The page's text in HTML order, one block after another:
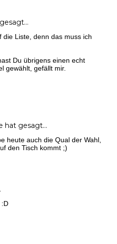
die Liste, denn das muss ich
Du übrigens einen echt
gewählt, gefällt mir.
hat gesagt…
heute auch die Qual der Wahl,
den Tisch kommt ;)
:D